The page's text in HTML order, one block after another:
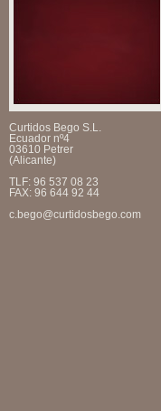
Curtidos Bego S.L.
Ecuador nº4
03610 Petrer
(Alicante)
TLF: 96 537 08 23
FAX: 96 644 92 44
c.bego@curtidosbego.com